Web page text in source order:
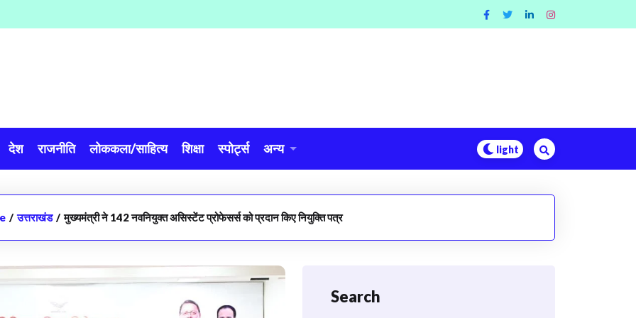
देश राजनीति लोककला/साहित्य शिक्षा स्पोर्ट्स अन्य
/ उत्तराखंड / मुख्यमंत्री ने 142 नवनियुक्त असिस्टेंट प्रोफेसर्स को प्रदान किए नियुक्ति पत्र
Search